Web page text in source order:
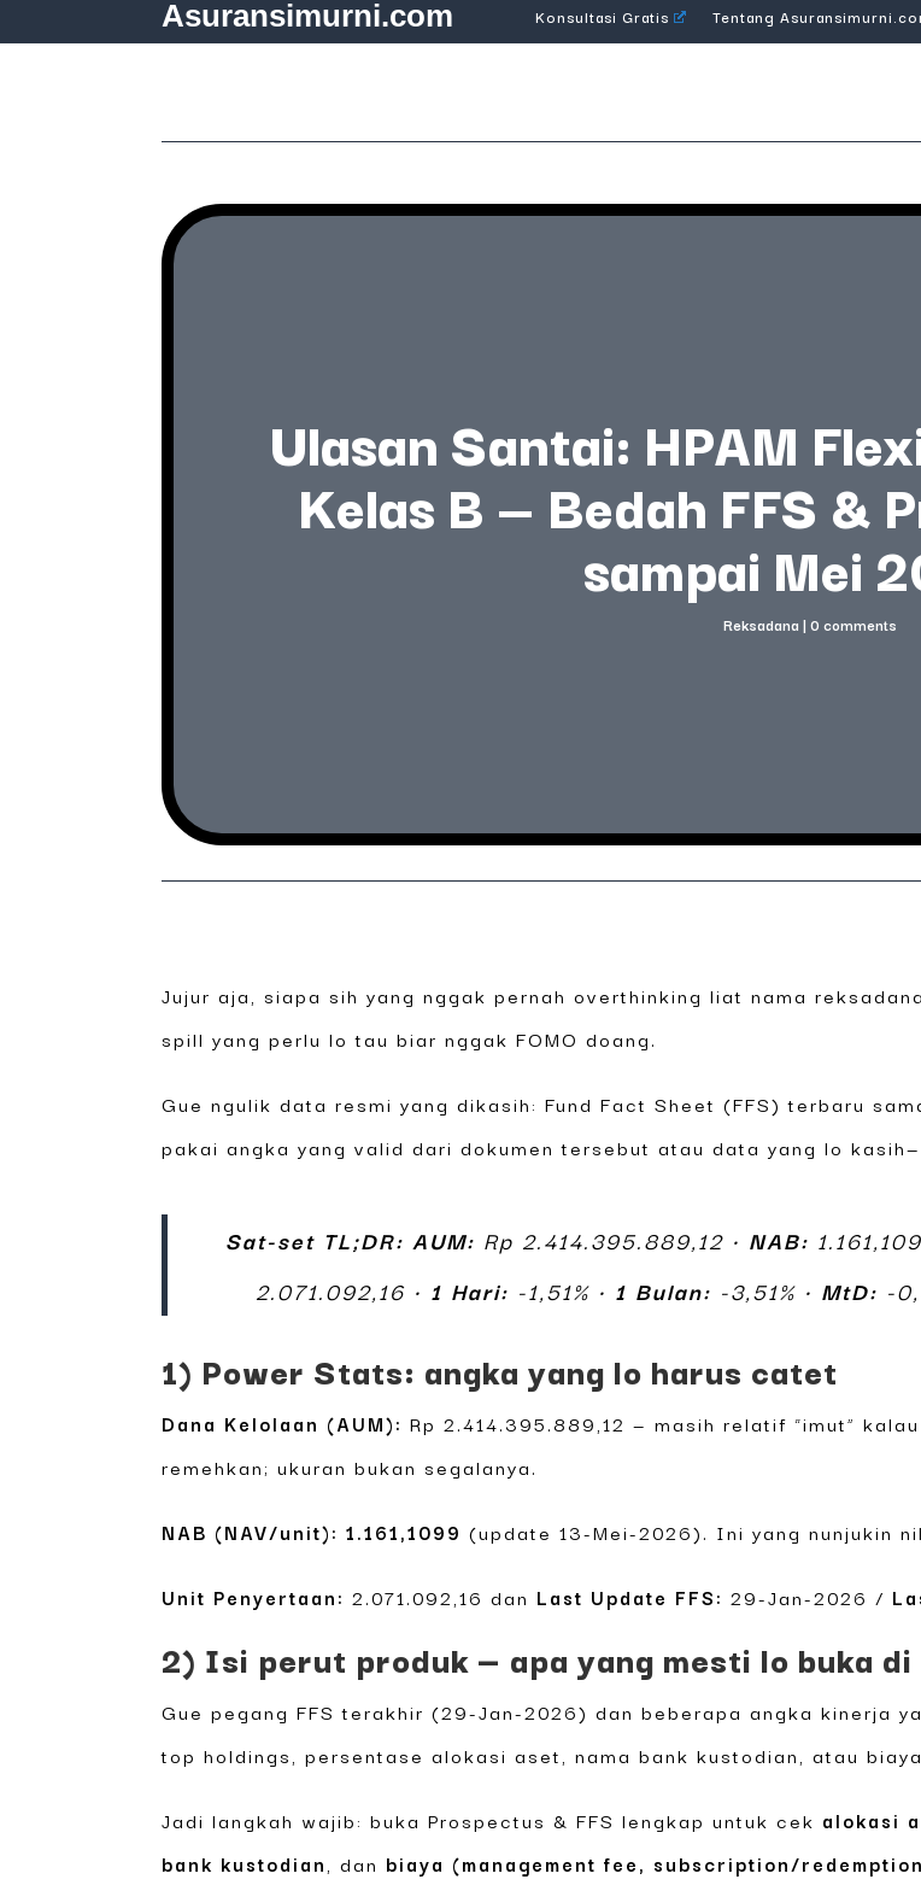
Asuransimurni.com Konsultasi Gratis Tentang
Ulasan Santai: HPAM
Kelas B — Bedah FFS &
sampai Mei
Reksadana | 0 comments
Jujur aja, siapa sih yang nggak pernah overthinking liat nama
spill yang perlu lo tau biar nggak FOMO doang.
Gue ngulik data resmi yang dikasih: Fund Fact Sheet (FFS) terbaru
pakai angka yang valid dari dokumen tersebut atau data yang lo
Sat-set TL;DR: AUM: Rp 2.414.395.889,12 • NAB:
2.071.092,16 • 1 Hari: -1,51% • 1 Bulan: -3,51% • MtD: -
1) Power Stats: angka yang lo harus catet
Dana Kelolaan (AUM): Rp 2.414.395.889,12 — masih relatif “imut”
remehkan; ukuran bukan segalanya.
NAB (NAV/unit): 1.161,1099 (update 13-Mei-2026). Ini yang nunjukin
Unit Penyertaan: 2.071.092,16 dan Last Update FFS: 29-Jan-2026 /
2) Isi perut produk — apa yang mesti lo buka
Gue pegang FFS terakhir (29-Jan-2026) dan beberapa angka kinerja
top holdings, persentase alokasi aset, nama bank kustodian, atau
Jadi langkah wajib: buka Prospectus & FFS lengkap untuk cek alokasi
bank kustodian, dan biaya (management fee, subscription/